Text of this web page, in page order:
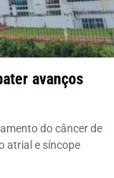
avanços
do câncer de
atrial e síncope